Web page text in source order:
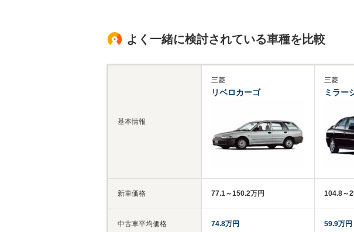
よく一緒に検討されている車種を比較
基本情報
新車価格
中古車平均価格
三菱
リベロカーゴ
77.1～150.2万円
74.8万円
三菱
ミラー
104.8～
59.9万円